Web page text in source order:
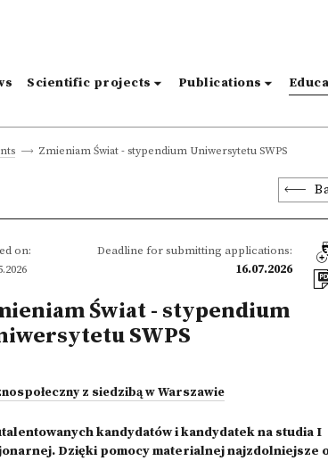
Scientific projects Publications
Zmieniam Świat - stypendium Uniwersytetu SWPS
on:
Deadline for submitting applications:
16.07.2026
Świat - stypendium
SWPS
z siedzibą w Warszawie
kandydatów i kandydatek na studia I
Dzięki pomocy materialnej najzdolniejsze